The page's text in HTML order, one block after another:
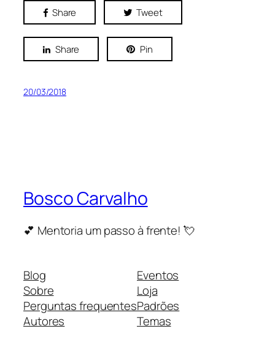
Share Tweet
Share Pin
20/03/2018
Bosco Carvalho
💕 Mentoria um passo à frente! 💘
Blog
Sobre
Perguntas frequentes
Autores
Eventos
Loja
Padrões
Temas